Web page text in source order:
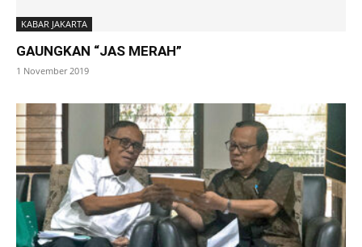
KABAR JAKARTA
GAUNGKAN “JAS MERAH”
1 November 2019